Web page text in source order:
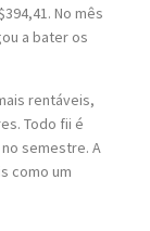
No mês
a bater os
rentáveis,
Todo fii é
semestre. A
como um